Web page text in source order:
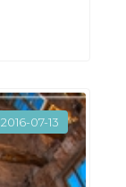
2016-07-13